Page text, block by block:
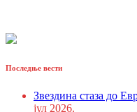
Последње вести
Звездина стаза до
јул 2026.